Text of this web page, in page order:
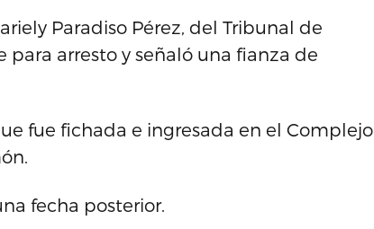
Paradiso Pérez, del Tribunal de
arresto y señaló una fianza de
fue fichada e ingresada en el Complejo
fecha posterior.